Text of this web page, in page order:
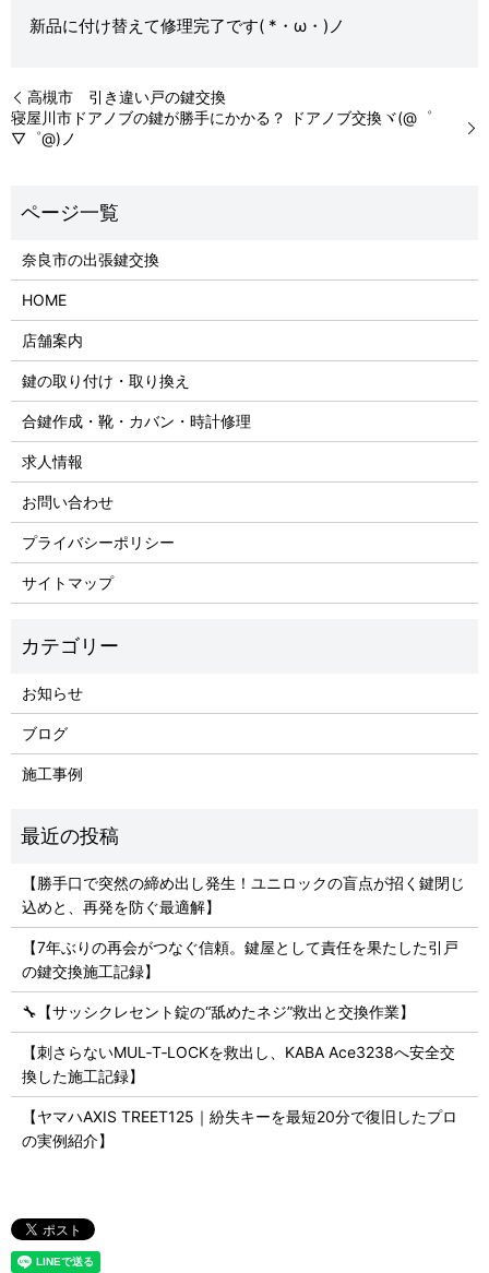
新品に付け替えて修理完了です( *・ω・)ノ
高槻市 引き違い戸の鍵交換
寝屋川市ドアノブの鍵が勝手にかかる？ ドアノブ交換ヾ(@゜
▽゜@)ノ
奈良市の出張鍵交換
HOME
店舗案内
鍵の取り付け・取り換え
合鍵作成・靴・カバン・時計修理
求人情報
お問い合わせ
プライバシーポリシー
サイトマップ
お知らせ
ブログ
施工事例
【勝手口で突然の締め出し発生！ユニロックの盲点が招く鍵閉じ
込めと、再発を防ぐ最適解】
【7年ぶりの再会がつなぐ信頼。鍵屋として責任を果たした引戸
の鍵交換施工記録】
🔧【サッシクレセント錠の“舐めたネジ”救出と交換作業】
【刺さらないMUL‑T‑LOCKを救出し、KABA Ace3238へ安全交
換した施工記録】
【ヤマハAXIS TREET125｜紛失キーを最短20分で復旧したプロ
の実例紹介】